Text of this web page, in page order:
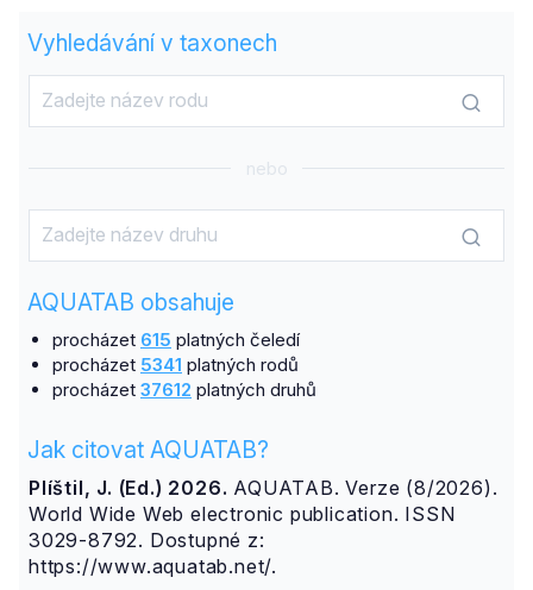
Vyhledávání v taxonech
nebo
AQUATAB obsahuje
procházet 615 platných čeledí
procházet 5341 platných rodů
procházet 37612 platných druhů
Jak citovat AQUATAB?
Plíštil, J. (Ed.) 2026. AQUATAB. Verze (8/2026).
World Wide Web electronic publication. ISSN
3029-8792. Dostupné z:
https://www.aquatab.net/.